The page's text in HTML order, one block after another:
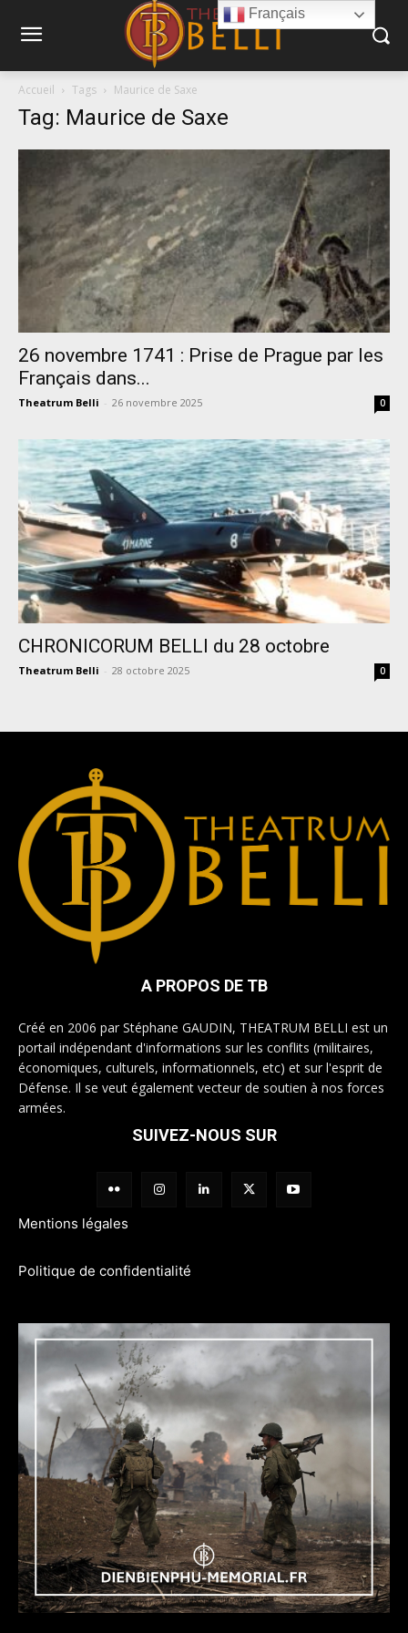
Accueil Tags Maurice de Saxe
Tag: Maurice de Saxe
26 novembre 1741 : Prise de Prague par les
Français dans...
Theatrum Belli - 26 novembre 2025 0
CHRONICORUM BELLI du 28 octobre
Theatrum Belli - 28 octobre 2025 0
A PROPOS DE TB
Créé en 2006 par Stéphane GAUDIN, THEATRUM BELLI est un
portail indépendant d'informations sur les conflits (militaires,
économiques, culturels, informationnels, etc) et sur l'esprit de
Défense. Il se veut également vecteur de soutien à nos forces
armées.
SUIVEZ-NOUS SUR
Mentions légales
Politique de confidentialité
Français